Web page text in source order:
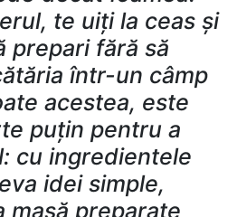
te uiți la ceas și
prepari fără să
într-un câmp
acestea, este
puțin pentru a
cu ingredientele
idei simple,
masă preparate